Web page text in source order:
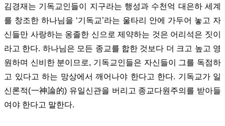
김경재는 기독교인들이 지구라는 행성과 수천억 대은하 세계
를 창조한 하나님을 ‘기독교’라는 울타리 안에 가두어 놓고 자
신들만 사랑하는 옹졸한 신으로 제약하는 것은 어리석은 짓이
라고 한다. 하나님은 모든 종교를 합한 것보다 더 크고 높고 영
원하며 신비한 분이므로, 기독교인들은 자신들이 그를 독점하
고 있다고 하는 망상에서 깨어나야 한다고 한다. 기독교가 일
신론적(一神論的) 유일신관을 버리고 종교다원주의를 받아들
여야 한다고 말한다.